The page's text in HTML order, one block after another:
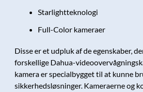
Starlightteknologi
Full-Color kameraer
Disse er et udpluk af de egenskaber,
forskellige Dahua-
kamera er specialbygget til at kunne
sikkerhedsløsninger. Kameraerne og